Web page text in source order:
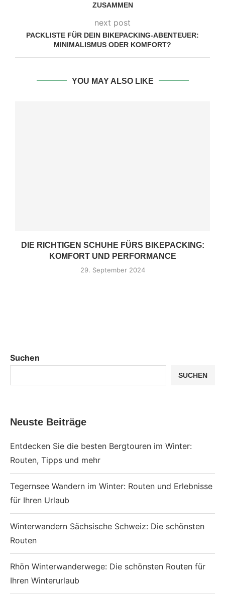
ZUSAMMEN
next post
PACKLISTE FÜR DEIN BIKEPACKING-ABENTEUER:
MINIMALISMUS ODER KOMFORT?
YOU MAY ALSO LIKE
DIE RICHTIGEN SCHUHE FÜRS BIKEPACKING:
KOMFORT UND PERFORMANCE
29. September 2024
Suchen
SUCHEN
Neuste Beiträge
Entdecken Sie die besten Bergtouren im Winter:
Routen, Tipps und mehr
Tegernsee Wandern im Winter: Routen und Erlebnisse
für Ihren Urlaub
Winterwandern Sächsische Schweiz: Die schönsten
Routen
Rhön Winterwanderwege: Die schönsten Routen für
Ihren Winterurlaub